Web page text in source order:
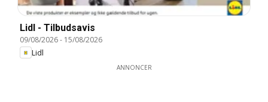
Lidl - Tilbudsavis
09/08/2026- 15/08/2026
Lidl
ANNONCER